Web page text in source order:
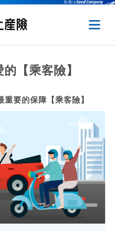
【乘客險】
重要的保障【乘客險】